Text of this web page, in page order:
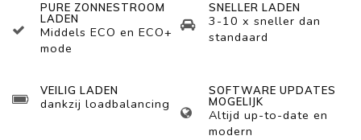
PURE ZONNESTROOM
LADEN
Middels ECO en ECO+
mode
SNELLER LADEN
3-10 x sneller dan
standaard
VEILIG LADEN
dankzij loadbalancing
SOFTWARE UPDATES
MOGELIJK
Altijd up-to-date en
modern